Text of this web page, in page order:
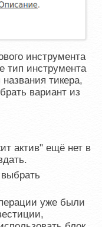
инструмента
тип инструмента
тикера,
вариант из
актив" ещё нет в
уже были